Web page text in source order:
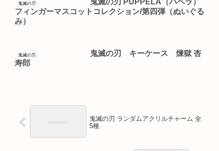
鬼滅の刃
鬼滅の刃 PUPPELA（パペラ）
フィンガーマスコットコレクション/第四弾（ぬいぐる
み）
鬼滅の刃
鬼滅の刃 キーケース 煉獄 杏
寿郎
鬼滅の刃 ランダムアクリルチャーム 全
5種